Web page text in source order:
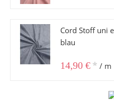
Cord Stoff uni
blau
14,90 € * / m